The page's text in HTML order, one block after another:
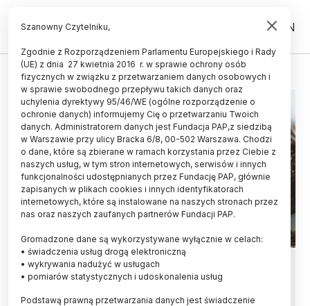
PL EN
GORZKA CZEKOLADA
Gorzka czekolada naprawdę
poprawia nastrój
Szanowny Czytelniku,
Zgodnie z Rozporządzeniem Parlamentu Europejskiego i Rady
(UE) z dnia 27 kwietnia 2016 r. w sprawie ochrony osób
fizycznych w związku z przetwarzaniem danych osobowych i
w sprawie swobodnego przepływu takich danych oraz
uchylenia dyrektywy 95/46/WE (ogólne rozporządzenie o
ochronie danych) informujemy Cię o przetwarzaniu Twoich
danych. Administratorem danych jest Fundacja PAP,z siedzibą
w Warszawie przy ulicy Bracka 6/8, 00-502 Warszawa. Chodzi
o dane, które są zbierane w ramach korzystania przez Ciebie z
naszych usług, w tym stron internetowych, serwisów i innych
funkcjonalności udostępnianych przez Fundację PAP, głównie
zapisanych w plikach cookies i innych identyfikatorach
internetowych, które są instalowane na naszych stronach przez
nas oraz naszych zaufanych partnerów Fundacji PAP.
Gromadzone dane są wykorzystywane wyłącznie w celach:
• świadczenia usług drogą elektroniczną
• wykrywania nadużyć w usługach
• pomiarów statystycznych i udoskonalenia usług
Podstawą prawną przetwarzania danych jest świadczenie